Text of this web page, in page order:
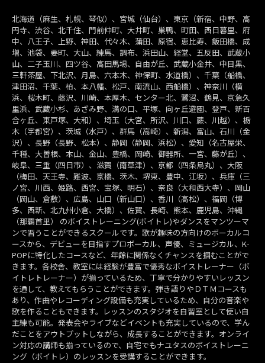
北海道（麻生、札幌、琴似）、宮城（仙台）、東京（新宿、中野、高
円寺、渋谷、北千住、門前仲町、大井町、巣鴨、町田、西日暮里、府
中、八王子、上野、神田、代々木、蒲田、原宿、恵比寿、飯田橋、成
増、池袋、要町、大山、練馬、調布、浜田山、経堂、五反田、武蔵小
山、二子玉川、四ツ谷、高田馬場、自由が丘、武蔵小金井、中目黒、
三軒茶屋、下北沢、月島、六本木、神保町、水道橋）、千葉（船橋、
津田沼、千葉、柏、本八幡、松戸、南流山、西船橋）、神奈川（横
浜、桜木町、藤沢、川崎、本厚木、センター北、鷺沼、鶴見、京急久
里浜、武蔵小杉、あざみ野、溝の口、平塚、向ヶ丘遊園、登戸、新百
合ヶ丘、東戸塚、大和）、埼玉（大宮、所沢、川口、蕨、川越）、栃
木（宇都宮）、茨城（水戸）、群馬（高崎）、新潟、富山、石川（金
沢）、長野（長野、松本）、静岡（静岡、浜松）、愛知（名古屋栄、
千種、大曽根、本山、金山、豊橋、岡崎、御器所、一宮、藤が丘）、
岐阜、三重（四日市）、滋賀（南草津）、京都（四条烏丸）、大阪
（梅田、天王寺、難波、京橋、茨木、堺東、豊中、江坂）、兵庫（三
ノ宮、川西、姫路、西宮、宝塚、明石）、奈良（大和西大寺）、岡山
（岡山、倉敷）、広島、山口（新山口）、香川（高松）、福岡（博
多、西新、北九州小倉、大橋）、佐賀、長崎、熊本、鹿児島、沖縄
（那覇首里） のボイストレーニング(ボイトレ)やダンスをマンツーマ
ンで習うことができるスクールです。歌が趣味の方向けのボーカルコ
ースから、デビューを目指すプロボーカル、声優、ミュージカル、K-
POPに特化したコースなど、年齢に関係なくチャンスを掴むことがで
きます。各校舎、教室には経験が豊富で優秀なボイストレーナー（ボ
イトレトレーナー）が揃っているため、丁寧で分かりやすいレッスン
を通して、教えてもらうことができます。弾き語りやＤＴＭコースも
あり、作曲やレコーディング設備も充実しているため、自分の音楽や
歌を作ることもできます。レッスンのスタジオを自習室として使い自
主練も可能。発表会やライブなどイベントも充実しているので、学ん
だことをアウトプットしながら、成長することができます。オンライ
ン対応の講師も揃っているので、自宅でもナユタスのボイストレーニ
ング（ボイトレ）のレッスンを受講することができます。